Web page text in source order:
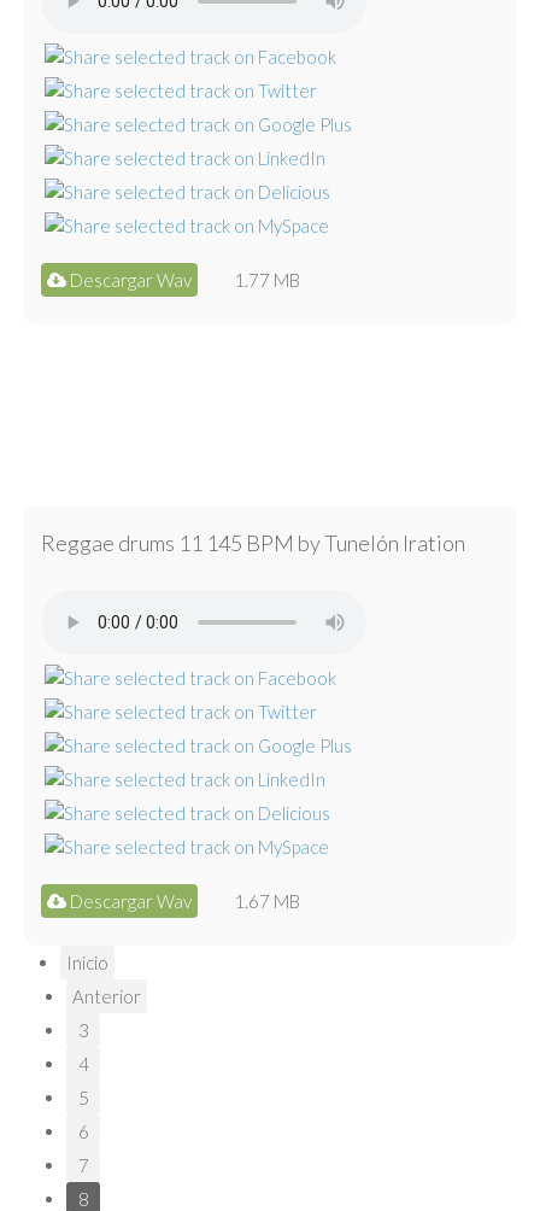
Descargar Wav 1.77 MB
Reggae drums 11 145 BPM by Tunelón Iration
Descargar Wav 1.67 MB
Inicio
Anterior
3
4
5
6
7
8